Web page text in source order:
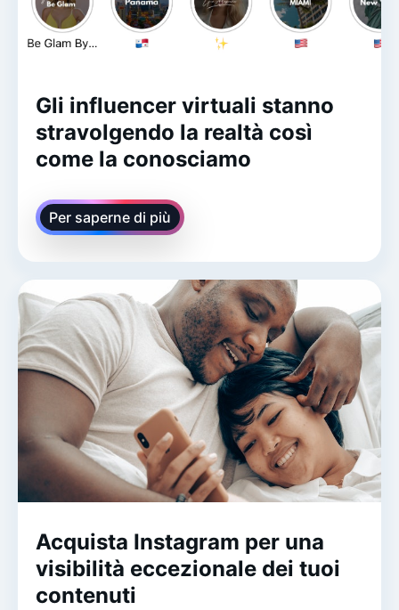
Gli influencer virtuali stanno
stravolgendo la realtà così
come la conosciamo
Per saperne di più
Acquista Instagram per una
visibilità eccezionale dei tuoi
contenuti